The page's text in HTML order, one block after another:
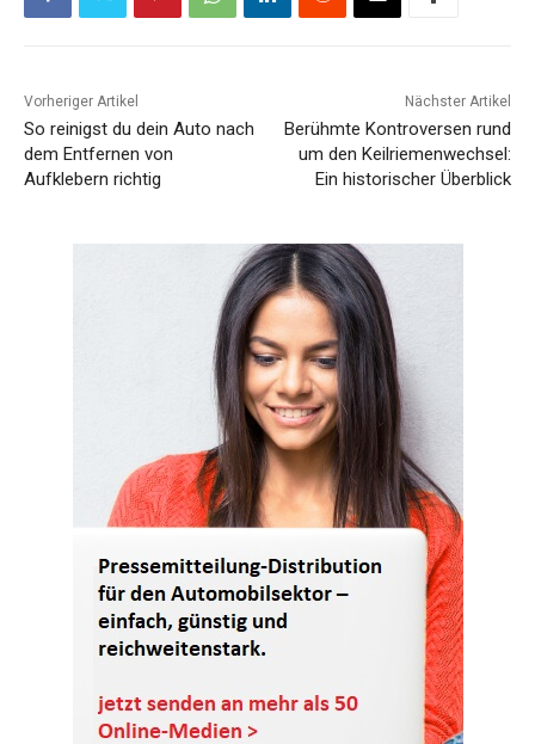
Vorheriger Artikel
So reinigst du dein Auto nach
dem Entfernen von
Aufklebern richtig
Nächster Artikel
Berühmte Kontroversen rund
um den Keilriemenwechsel:
Ein historischer Überblick